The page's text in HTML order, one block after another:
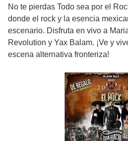
No te pierdas Todo sea por el
donde el rock y la esencia
escenario. Disfruta en vivo a
Revolution y Yax Balam. ¡Ve y
escena alternativa fronteriza!